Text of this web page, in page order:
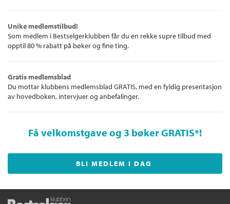
Unike medlemstilbud!
Som medlem i Bestselgerklubben får du en rekke supre tilbud med
opptil 80 % rabatt på bøker og fine ting.
Gratis medlemsblad
Du mottar klubbens medlemsblad GRATIS, med en fyldig presentasjon
av hovedboken, intervjuer og anbefalinger.
Få velkomstgave og 3 bøker GRATIS*!
BLI MEDLEM I DAG